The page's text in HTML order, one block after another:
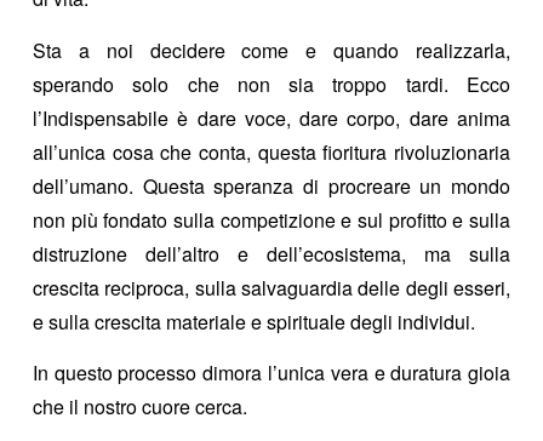
Sta a noi decidere come e quando realizzarla,
sperando solo che non sia troppo tardi. Ecco
l’Indispensabile è dare voce, dare corpo, dare anima
all’unica cosa che conta, questa fioritura rivoluzionaria
dell’umano. Questa speranza di procreare un mondo
non più fondato sulla competizione e sul profitto e sulla
distruzione dell’altro e dell’ecosistema, ma sulla
crescita reciproca, sulla salvaguardia delle degli esseri,
e sulla crescita materiale e spirituale degli individui.
In questo processo dimora l’unica vera e duratura gioia
che il nostro cuore cerca.